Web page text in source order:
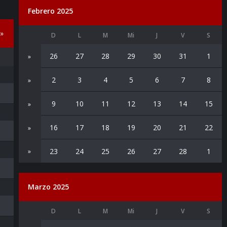
Febrero 2025
D L M Mi J V S
» 26 27 28 29 30 31 1
» 2 3 4 5 6 7 8
» 9 10 11 12 13 14 15
» 16 17 18 19 20 21 22
» 23 24 25 26 27 28 1
Marzo 2025
D L M Mi J V S